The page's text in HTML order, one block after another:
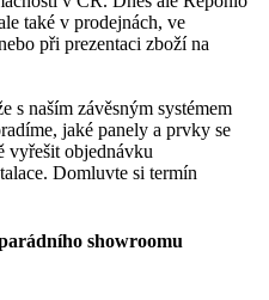
také v prodejnách, ve
při prezentaci zboží na
s naším závěsným systémem
jaké panely a prvky se
vyřešit objednávku
Domluvte si termín
showroomu